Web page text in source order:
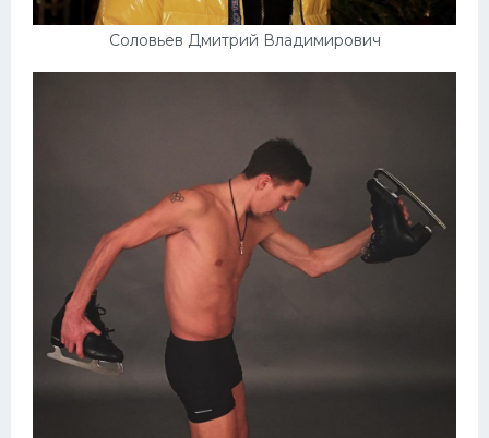
Соловьев Дмитрий Владимирович